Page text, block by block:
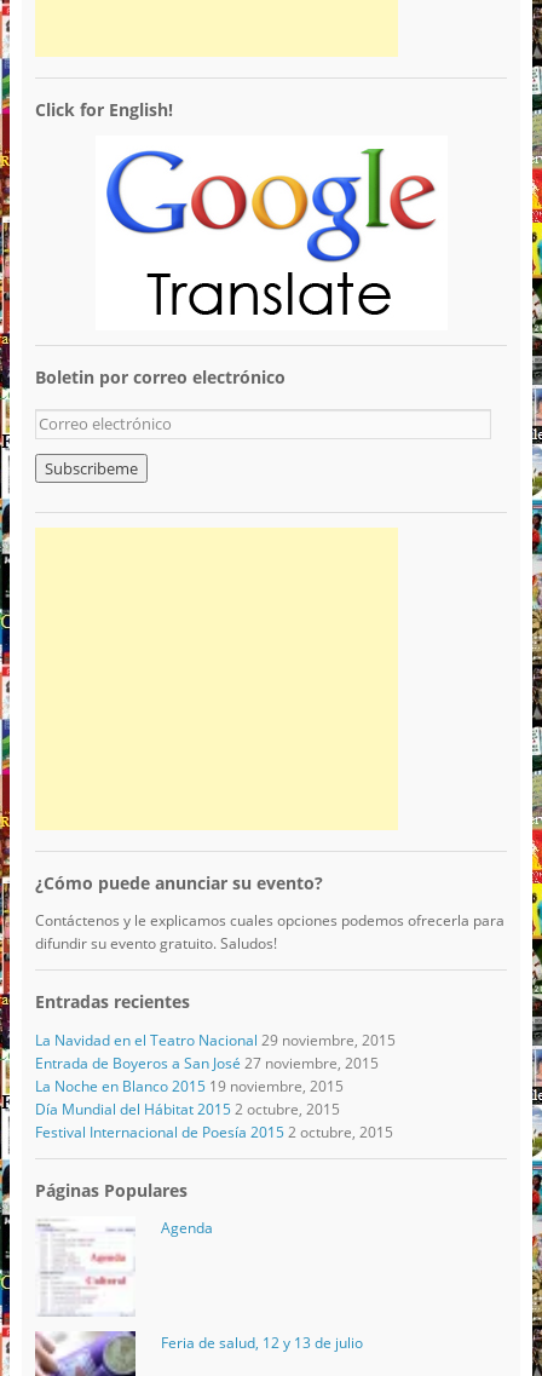
Click for English!
Boletin por correo electrónico
¿Cómo puede anunciar su evento?
Contáctenos y le explicamos cuales opciones podemos ofrecerla para
difundir su evento gratuito. Saludos!
Entradas recientes
La Navidad en el Teatro Nacional 29 noviembre, 2015
Entrada de Boyeros a San José 27 noviembre, 2015
La Noche en Blanco 2015 19 noviembre, 2015
Día Mundial del Hábitat 2015 2 octubre, 2015
Festival Internacional de Poesía 2015 2 octubre, 2015
Páginas Populares
Agenda
Feria de salud, 12 y 13 de julio